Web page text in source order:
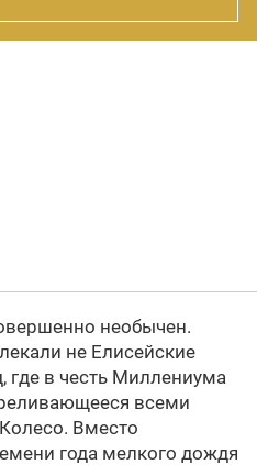
необычен.
не Елисейские
где в честь Миллениума
всеми
Вместо
года мелкого дождя